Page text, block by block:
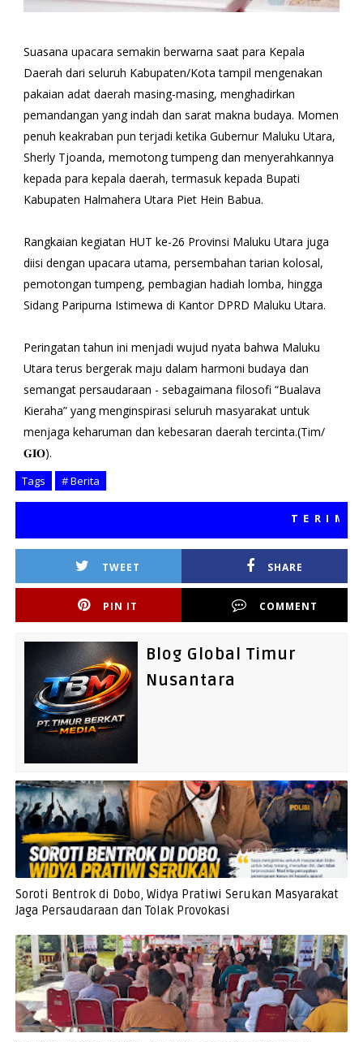
Suasana upacara semakin berwarna saat para Kepala
Daerah dari seluruh Kabupaten/Kota tampil mengenakan
pakaian adat daerah masing-masing, menghadirkan
pemandangan yang indah dan sarat makna budaya. Momen
penuh keakraban pun terjadi ketika Gubernur Maluku Utara,
Sherly Tjoanda, memotong tumpeng dan menyerahkannya
kepada para kepala daerah, termasuk kepada Bupati
Kabupaten Halmahera Utara Piet Hein Babua.
Rangkaian kegiatan HUT ke-26 Provinsi Maluku Utara juga
diisi dengan upacara utama, persembahan tarian kolosal,
pemotongan tumpeng, pembagian hadiah lomba, hingga
Sidang Paripurna Istimewa di Kantor DPRD Maluku Utara.
Peringatan tahun ini menjadi wujud nyata bahwa Maluku
Utara terus bergerak maju dalam harmoni budaya dan
semangat persaudaraan - sebagaimana filosofi “Bualava
Kieraha” yang menginspirasi seluruh masyarakat untuk
menjaga keharuman dan kebesaran daerah tercinta.(Tim/
𝐆𝐈𝐎).
Tags # Berita
TERIMA
TWEET SHARE
PIN IT COMMENT
Blog Global Timur
Nusantara
Soroti Bentrok di Dobo, Widya Pratiwi Serukan Masyarakat
Jaga Persaudaraan dan Tolak Provokasi